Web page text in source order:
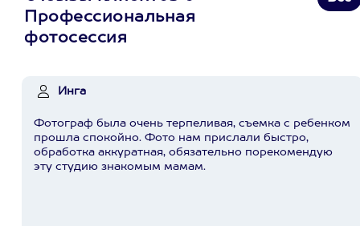
Профессиональная
фотосессия
Инга
Фотограф была очень терпеливая, съемка с ребенком
прошла спокойно. Фото нам прислали быстро,
обработка аккуратная, обязательно порекомендую
эту студию знакомым мамам.